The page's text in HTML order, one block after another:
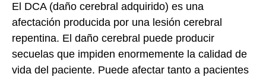
El DCA (daño cerebral adquirido) es una
afectación producida por una lesión cerebral
repentina. El daño cerebral puede producir
secuelas que impiden enormemente la calidad de
vida del paciente. Puede afectar tanto a pacientes